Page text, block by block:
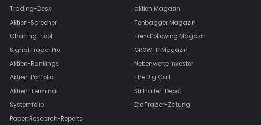
Trading-Desk
Aktien-Screener
Charting-Tool
Signal Trader Pro
Aktien-Rankings
Aktien-Portfolio
Aktien-Terminal
Systemfolio
Paper: Research-Reports
aktien Magazin
Tenbagger Magazin
Trendfollowing Magazin
GROWTH Magazin
Nebenwerte Investor
The Big Call
Stillhalter-Depot
Die Trader-Zeitung